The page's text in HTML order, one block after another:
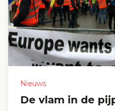
Nieuws
De vlam in de